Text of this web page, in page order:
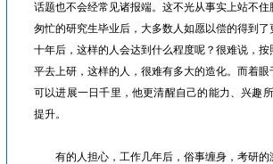
话题也不会经常见诸报端。这不光从事实上站不
匆忙的研究生毕业后，大多数人如愿以偿的得到
十年后，这样的人会达到什么程度呢？很难说，
平去上研，这样的人，很难有多大的造化。而着
可以进展一日千里，他更清醒自己的能力、兴趣
提升。
有的人担心，工作几年后，俗事缠身，考研的